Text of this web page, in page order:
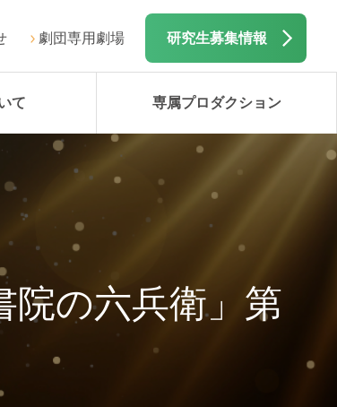
劇団専用劇場 研究生募集情報
て 専属プロダクション
院の六兵衛」第